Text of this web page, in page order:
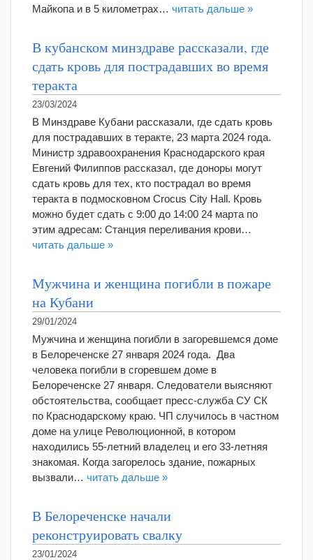
Майкопа и в 5 километрах… читать дальше »
В кубанском минздраве рассказали, где
сдать кровь для пострадавших во время
теракта
23/03/2024
В Минздраве Кубани рассказали, где сдать кровь
для пострадавших в теракте, 23 марта 2024 года.
Министр здравоохранения Краснодарского края
Евгений Филиппов рассказал, где доноры могут
сдать кровь для тех, кто пострадал во время
теракта в подмосковном Crocus City Hall. Кровь
можно будет сдать с 9:00 до 14:00 24 марта по
этим адресам: Станция переливания крови…
читать дальше »
Мужчина и женщина погибли в пожаре
на Кубани
29/01/2024
Мужчина и женщина погибли в загоревшемся доме
в Белореченске 27 января 2024 года. Два
человека погибли в сгоревшем доме в
Белореченске 27 января. Следователи выясняют
обстоятельства, сообщает пресс-служба СУ СК
по Краснодарскому краю. ЧП случилось в частном
доме на улице Революционной, в котором
находились 55-летний владелец и его 33-летняя
знакомая. Когда загорелось здание, пожарных
вызвали… читать дальше »
В Белореченске начали
реконструировать свалку
23/01/2024